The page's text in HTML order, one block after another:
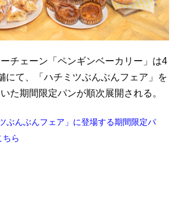
チェーン「ペンギンベーカリー」は4
にて、「ハチミツぶんぶんフェア」を
た期間限定パンが順次展開される。
ぶんぶんフェア」に登場する期間限定パ
ちら